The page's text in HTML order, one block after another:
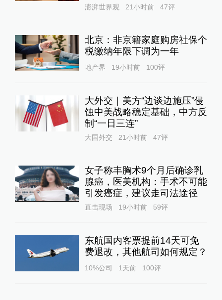
澎湃世界观 21小时前 47评
北京：非京籍家庭购房社保个
税缴纳年限下调为一年
地产界 19小时前 100评
大外交｜美方“边谈边施压”侵
蚀中美战略稳定基础，中方反
制“一日三连”
大国外交 21小时前 47评
女子称丰胸术9个月后确诊乳
腺癌，医美机构：手术不可能
引发癌症，建议走司法途径
直击现场 19小时前 59评
东航国内客票提前14天可免
费退改，其他航司如何规定？
10%公司 1天前 100评